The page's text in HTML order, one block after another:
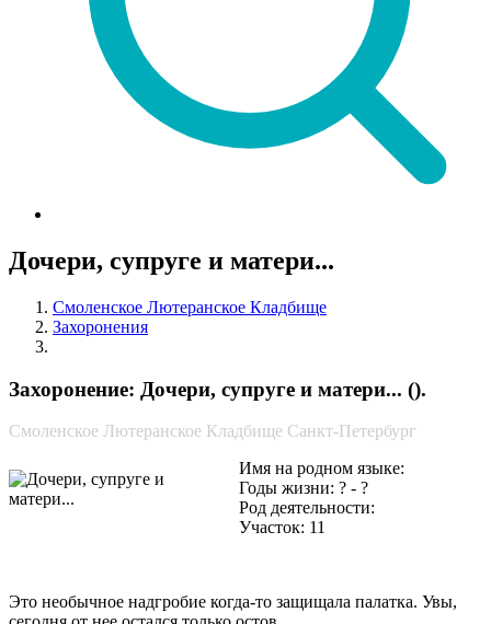
Дочери, супруге и матери...
Смоленское Лютеранское Кладбище
Захоронения
Захоронение: Дочери, супруге и матери... ().
Смоленское Лютеранское Кладбище Санкт-Петербург
Имя на родном языке:
Годы жизни: ? - ?
Род деятельности:
Участок: 11
Это необычное надгробие когда-то защищала палатка. Увы,